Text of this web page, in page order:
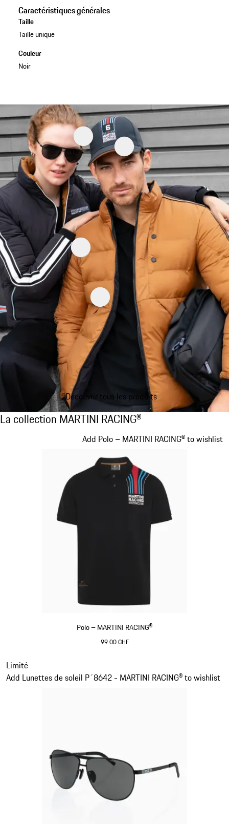
Caractéristiques générales
Taille
Taille unique
Couleur
Noir
Découvrir tous les produits
La collection MARTINI RACING®
La collection MARTINI RACING®
Polo – MARTINI RACING®
99.00 CHF
Add Polo – MARTINI RACING® to wishlist
Limité
Add Lunettes de soleil P´8642 - MARTINI RACING® to wishlist
Diapositive 2 sur 20